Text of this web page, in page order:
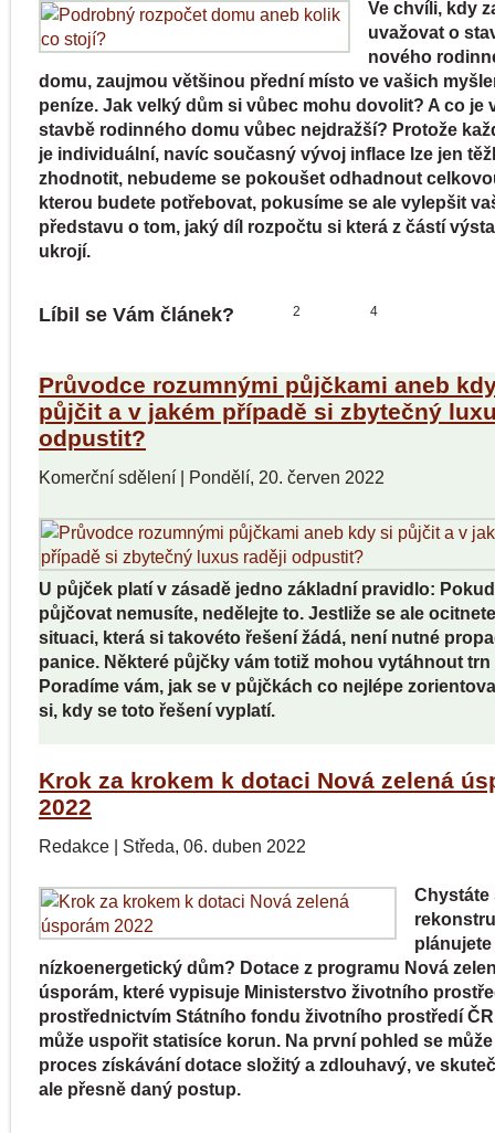
Ve chvíli, kdy
uvažovat o
nového
domu, zaujmou většinou přední místo ve vašich
peníze. Jak velký dům si vůbec mohu dovolit? A co je
stavbě rodinného domu vůbec nejdražší? Protože
je individuální, navíc současný vývoj inflace lze jen
zhodnotit, nebudeme se pokoušet odhadnout
kterou budete potřebovat, pokusíme se ale vylepšit
představu o tom, jaký díl rozpočtu si která z částí
ukrojí.
Líbil se Vám článek? 4
2
Průvodce rozumnými půjčkami aneb
půjčit a v jakém případě si zbytečný
odpustit?
Komerční sdělení| Pondělí, 20. červen 2022
U půjček platí v zásadě jedno základní pravidlo:
půjčovat nemusíte, nedělejte to. Jestliže se ale
situaci, která si takovéto řešení žádá, není nutné
panice. Některé půjčky vám totiž mohou vytáhnout trn
Poradíme vám, jak se v půjčkách co nejlépe
si, kdy se toto řešení vyplatí.
Krok za krokem k dotaci Nová zelená
2022
Redakce | Středa, 06. duben 2022
Chystáte
nízkoenergetický dům? Dotace z programu Nová
úsporám, které vypisuje Ministerstvo životního
prostřednictvím Státního fondu životního prostředí
může uspořit statisíce korun. Na první pohled se může
proces získávání dotace složitý a zdlouhavý, ve
ale přesně daný postup.